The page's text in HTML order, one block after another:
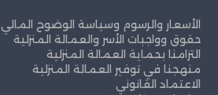
الأسعار والرسوم وسياسة الوضوح المالي
حقوق وواجبات الأسر والعمالة المنزلية
التزامنا بحماية العمالة المنزلية
منهجنا في توفير العمالة المنزلية
الاعتماد القانوني